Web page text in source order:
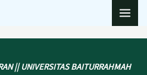
|| UNIVERSITAS BAITURRAHMAH